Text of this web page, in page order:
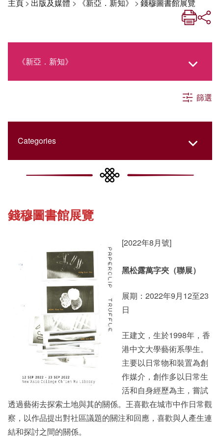
主頁> 出版及媒體 > 《新亞．新知》 > 錢穆圖書館展覽
《新亞．新知》
社交媒體專欄
《新亞簡訊》
《新亞書院概覽》
其他書院出版
新亞影集
影片庫
篩選
Categories
College Updates
Cultural Topics
Student Development
Staff Engagement
Alumni Connections
錢穆圖書館展覽
[2022年8月號]
黑松露萬字夾（聯展）
展期：2022年9月12至23
日
王建文，生於1998年，香
港中文大學藝術系學生。
主要以日常物和裝置為創
作媒介，創作多以日常生
活和自身經歷為主，嘗試
透過藝術去探索土地與其的關係。王喜歡在城市中作日常觀
察，以作品提出對社區議題的關注和回應，喜歡與人產生連
結和探討之間的關係。